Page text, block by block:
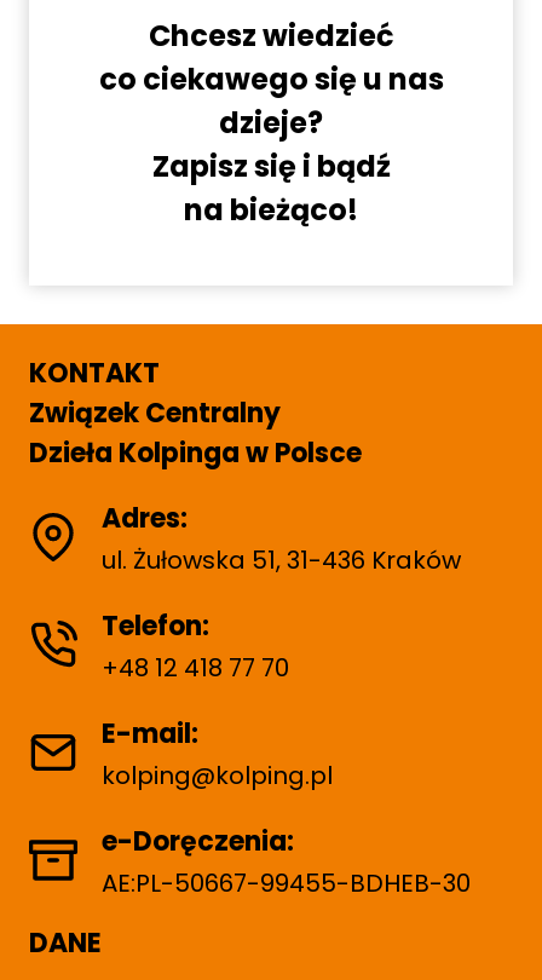
Chcesz wiedzieć
co ciekawego się u nas
dzieje?
Zapisz się i bądź
na bieżąco!
KONTAKT
Związek Centralny
Dzieła Kolpinga w Polsce
Adres:
ul. Żułowska 51, 31-436 Kraków
Telefon:
+48 12 418 77 70
E-mail:
kolping@kolping.pl
e-Doręczenia:
AE:PL-50667-99455-BDHEB-30
DANE